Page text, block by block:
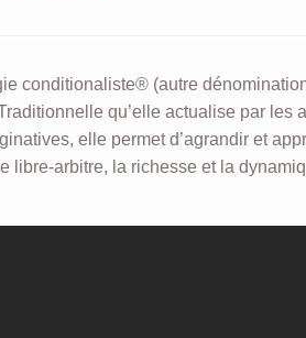
conditionaliste® (autre
qu’elle actualise par les
elle permet d’agrandir et
libre-arbitre, la richesse et la